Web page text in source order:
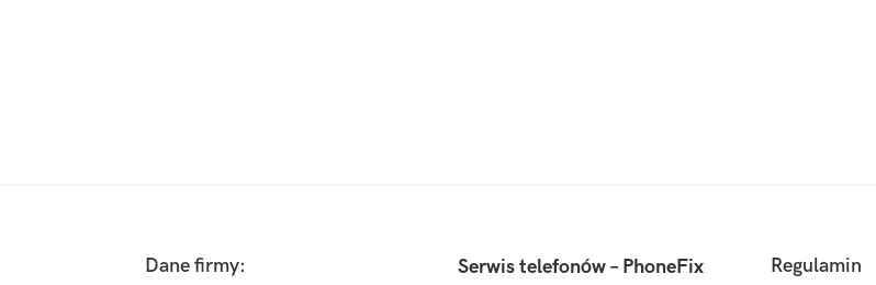
Dane firmy:
Serwis telefonów – PhoneFix
Regulamin